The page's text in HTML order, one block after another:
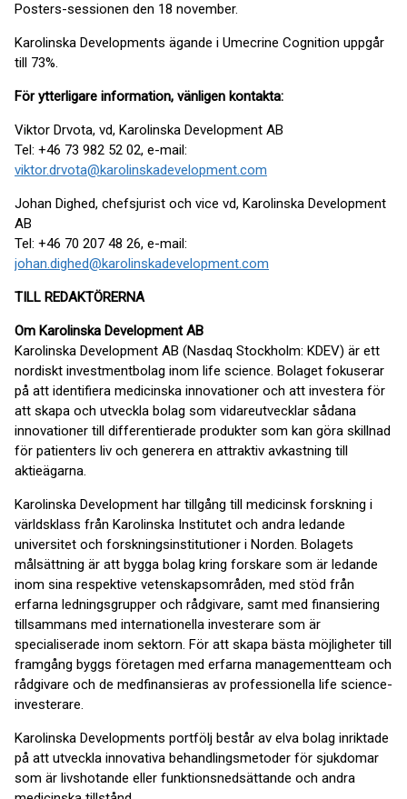
Posters-sessionen den 18 november.
Karolinska Developments ägande i Umecrine Cognition uppgår
till 73%.
För ytterligare information, vänligen kontakta:
Viktor Drvota, vd, Karolinska Development AB
Tel: +46 73 982 52 02, e-mail:
viktor.drvota@karolinskadevelopment.com
Johan Dighed, chefsjurist och vice vd, Karolinska Development
AB
Tel: +46 70 207 48 26, e-mail:
johan.dighed@karolinskadevelopment.com
TILL REDAKTÖRERNA
Om Karolinska Development AB
Karolinska Development AB (Nasdaq Stockholm: KDEV) är ett
nordiskt investmentbolag inom life science. Bolaget fokuserar
på att identifiera medicinska innovationer och att investera för
att skapa och utveckla bolag som vidareutvecklar sådana
innovationer till differentierade produkter som kan göra skillnad
för patienters liv och generera en attraktiv avkastning till
aktieägarna.
Karolinska Development har tillgång till medicinsk forskning i
världsklass från Karolinska Institutet och andra ledande
universitet och forskningsinstitutioner i Norden. Bolagets
målsättning är att bygga bolag kring forskare som är ledande
inom sina respektive vetenskapsområden, med stöd från
erfarna ledningsgrupper och rådgivare, samt med finansiering
tillsammans med internationella investerare som är
specialiserade inom sektorn. För att skapa bästa möjligheter till
framgång byggs företagen med erfarna managementteam och
rådgivare och de medfinansieras av professionella life science-
investerare.
Karolinska Developments portfölj består av elva bolag inriktade
på att utveckla innovativa behandlingsmetoder för sjukdomar
som är livshotande eller funktionsnedsättande och andra